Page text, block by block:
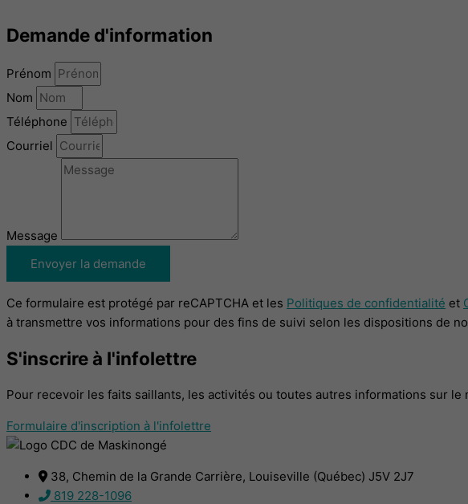
Demande d'information
Prénom
Nom
Téléphone
Courriel
Message
Envoyer la demande
Ce formulaire est protégé par reCAPTCHA et les Politiques de confidentialité et
à transmettre vos informations pour des fins de suivi selon les dispositions de
S'inscrire à l'infolettre
Pour recevoir les faits saillants, les activités ou toutes autres informations sur
Formulaire d'inscription à l'infolettre
38, Chemin de la Grande Carrière, Louiseville (Québec) J5V 2J7
819 228-1096